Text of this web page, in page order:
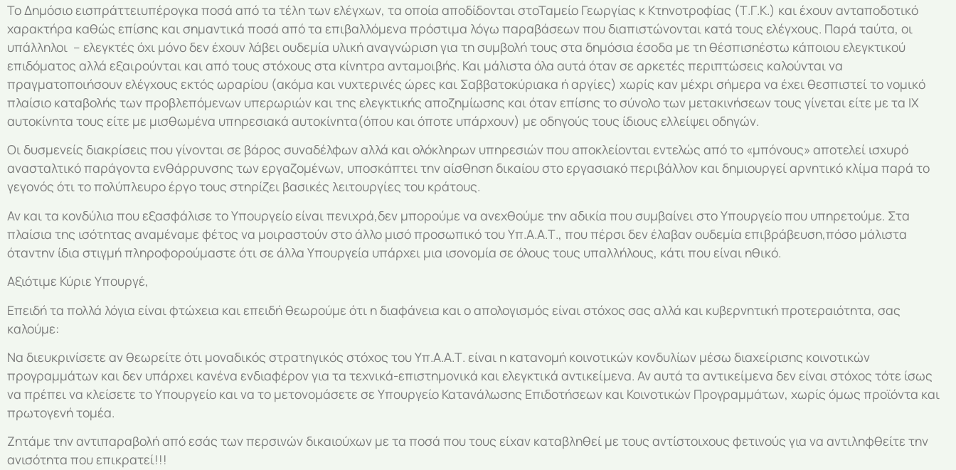
Το Δημόσιο εισπράττειυπέρογκα ποσά από τα τέλη των ελέγχων, τα οποία αποδίδονται στοΤαμείο Γεωργίας κ Κτηνοτροφίας (Τ.Γ.Κ.) και έχουν ανταποδοτικό
χαρακτήρα καθώς επίσης και σημαντικά ποσά από τα επιβαλλόμενα πρόστιμα λόγω παραβάσεων που διαπιστώνονται κατά τους ελέγχους. Παρά ταύτα, οι
υπάλληλοι – ελεγκτές όχι μόνο δεν έχουν λάβει ουδεμία υλική αναγνώριση για τη συμβολή τους στα δημόσια έσοδα με τη θέσπισηέστω κάποιου ελεγκτικού
επιδόματος αλλά εξαιρούνται και από τους στόχους στα κίνητρα ανταμοιβής. Και μάλιστα όλα αυτά όταν σε αρκετές περιπτώσεις καλούνται να
πραγματοποιήσουν ελέγχους εκτός ωραρίου (ακόμα και νυχτερινές ώρες και Σαββατοκύριακα ή αργίες) χωρίς καν μέχρι σήμερα να έχει θεσπιστεί το νομικό
πλαίσιο καταβολής των προβλεπόμενων υπερωριών και της ελεγκτικής αποζημίωσης και όταν επίσης το σύνολο των μετακινήσεων τους γίνεται είτε με τα ΙΧ
αυτοκίνητα τους είτε με μισθωμένα υπηρεσιακά αυτοκίνητα(όπου και όποτε υπάρχουν) με οδηγούς τους ίδιους ελλείψει οδηγών.
Οι δυσμενείς διακρίσεις που γίνονται σε βάρος συναδέλφων αλλά και ολόκληρων υπηρεσιών που αποκλείονται εντελώς από το «μπόνους» αποτελεί ισχυρό
ανασταλτικό παράγοντα ενθάρρυνσης των εργαζομένων, υποσκάπτει την αίσθηση δικαίου στο εργασιακό περιβάλλον και δημιουργεί αρνητικό κλίμα παρά το
γεγονός ότι το πολύπλευρο έργο τους στηρίζει βασικές λειτουργίες του κράτους.
Αν και τα κονδύλια που εξασφάλισε το Υπουργείο είναι πενιχρά,δεν μπορούμε να ανεχθούμε την αδικία που συμβαίνει στο Υπουργείο που υπηρετούμε. Στα
πλαίσια της ισότητας αναμέναμε φέτος να μοιραστούν στο άλλο μισό προσωπικό του Υπ.Α.Α.Τ., που πέρσι δεν έλαβαν ουδεμία επιβράβευση,πόσο μάλιστα
όταντην ίδια στιγμή πληροφορούμαστε ότι σε άλλα Υπουργεία υπάρχει μια ισονομία σε όλους τους υπαλλήλους, κάτι που είναι ηθικό.
Αξιότιμε Κύριε Υπουργέ,
Επειδή τα πολλά λόγια είναι φτώχεια και επειδή θεωρούμε ότι η διαφάνεια και ο απολογισμός είναι στόχος σας αλλά και κυβερνητική προτεραιότητα, σας
καλούμε:
Να διευκρινίσετε αν θεωρείτε ότι μοναδικός στρατηγικός στόχος του Υπ.Α.Α.Τ. είναι η κατανομή κοινοτικών κονδυλίων μέσω διαχείρισης κοινοτικών
προγραμμάτων και δεν υπάρχει κανένα ενδιαφέρον για τα τεχνικά-επιστημονικά και ελεγκτικά αντικείμενα. Αν αυτά τα αντικείμενα δεν είναι στόχος τότε ίσως
να πρέπει να κλείσετε το Υπουργείο και να το μετονομάσετε σε Υπουργείο Κατανάλωσης Επιδοτήσεων και Κοινοτικών Προγραμμάτων, χωρίς όμως προϊόντα και
πρωτογενή τομέα.
Ζητάμε την αντιπαραβολή από εσάς των περσινών δικαιούχων με τα ποσά που τους είχαν καταβληθεί με τους αντίστοιχους φετινούς για να αντιληφθείτε την
ανισότητα που επικρατεί!!!